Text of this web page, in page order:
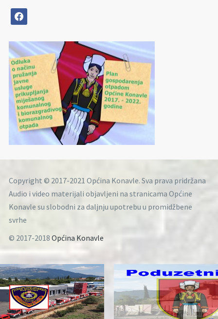
facebook
Copyright © 2017-2021 Općina Konavle. Sva prava pridržana
Audio i video materijali objavljeni na stranicama Općine
Konavle su slobodni za daljnju upotrebu u promidžbene
svrhe
© 2017-2018 Općina Konavle